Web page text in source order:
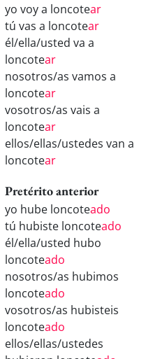
yo voy a loncotear
tú vas a loncotear
él/ella/usted va a
loncotear
nosotros/as vamos a
loncotear
vosotros/as vais a
loncotear
ellos/ellas/ustedes van a
loncotear
Pretérito anterior
yo hube loncoteado
tú hubiste loncoteado
él/ella/usted hubo
loncoteado
nosotros/as hubimos
loncoteado
vosotros/as hubisteis
loncoteado
ellos/ellas/ustedes